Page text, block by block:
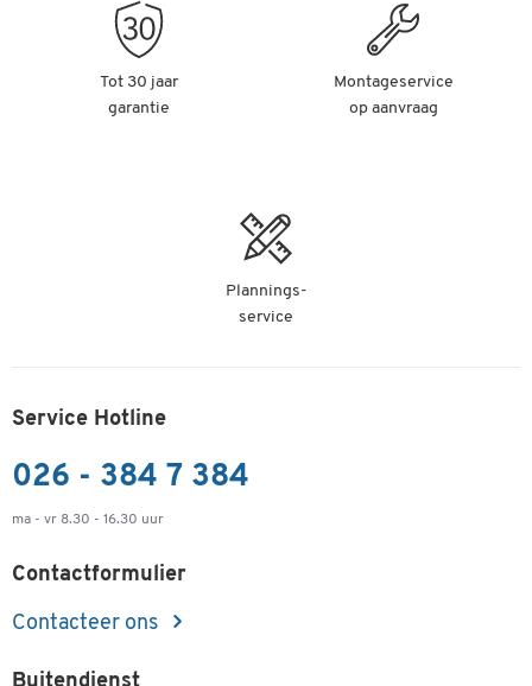
Tot 30 jaar
garantie
Montageservice
op aanvraag
Plannings-
service
Service Hotline
026 - 384 7 384
ma - vr 8.30 - 16.30 uur
Contactformulier
Contacteer ons